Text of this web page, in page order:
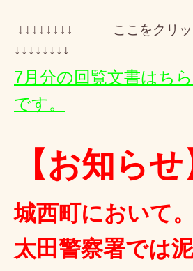
↓↓↓↓↓↓↓↓ ここをク
↓↓↓↓↓↓↓↓
7月分の回覧文書はち
です。
【お知らせ
城西町において。
太田警察署では